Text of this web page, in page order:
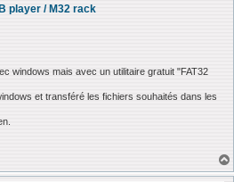
player / M32 rack
windows mais avec un utilitaire gratuit "FAT32
et transféré les fichiers souhaités dans les